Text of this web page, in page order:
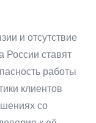
и отсутствие
России ставят
работы
клиентов
со